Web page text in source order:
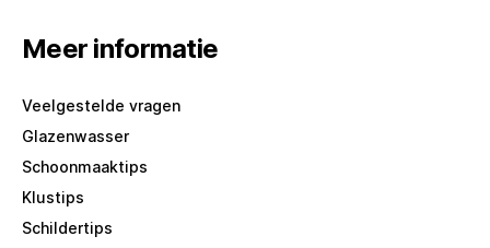
Meer informatie
Veelgestelde vragen
Glazenwasser
Schoonmaaktips
Klustips
Schildertips